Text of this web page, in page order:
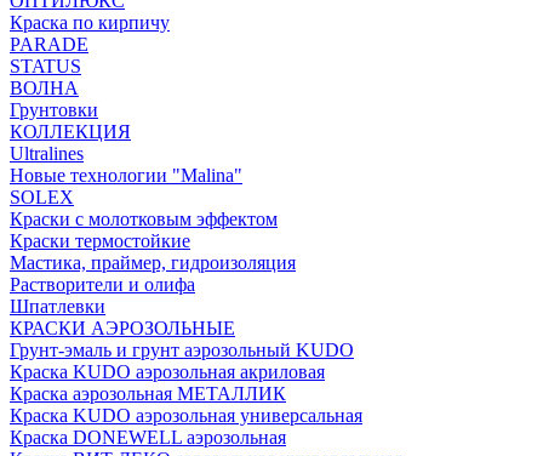
Краска по кирпичу
PARADE
STATUS
ВОЛНА
Грунтовки
КОЛЛЕКЦИЯ
Ultralines
Новые технологии "Malina"
SOLEX
Краски с молотковым эффектом
Краски термостойкие
Мастика, праймер, гидроизоляция
Растворители и олифа
Шпатлевки
КРАСКИ АЭРОЗОЛЬНЫЕ
Грунт-эмаль и грунт аэрозольный KUDO
Краска KUDO аэрозольная акриловая
Краска аэрозольная МЕТАЛЛИК
Краска KUDO аэрозольная универсальная
Краска DONEWELL аэрозольная